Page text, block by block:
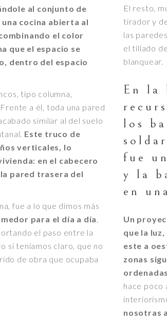
al conjunto de
cocina abierta al
el color
que el espacio se
dentro del espacio
tipo columna,
a él, toda una pared
similar al del suelo
Este truco de
verticales, lo
en el cabecero
pared trasera del
fue a lo que dimos más
para el día a día,
el paso entre la
si teníamos claro, que no
de obra que ocupaba
El resto,
tirador y
las
el tillado
blanquear.
En la
los
fue
y la
en
Un
que la
este a
zonas
hace poco
nosotras